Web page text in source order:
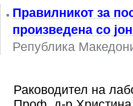
Правилникот за
произведена со
Република
Раководител на